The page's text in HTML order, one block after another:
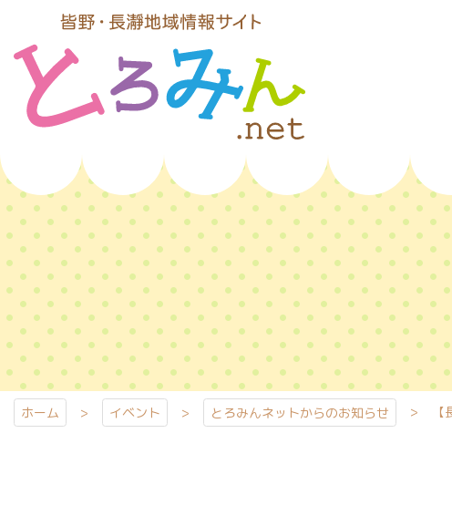
へ
ス
キ
ッ
とろみんネッ
ト
ホーム イベント とろみんネットからのお知らせ